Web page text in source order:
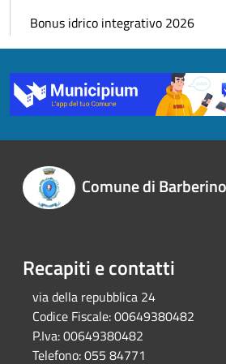
Bonus idrico integrativo 2026
Comune di
Recapiti e contatti
via della repubblica 24
Codice Fiscale:00649380482
P.Iva:00649380482
Telefono:055 84771